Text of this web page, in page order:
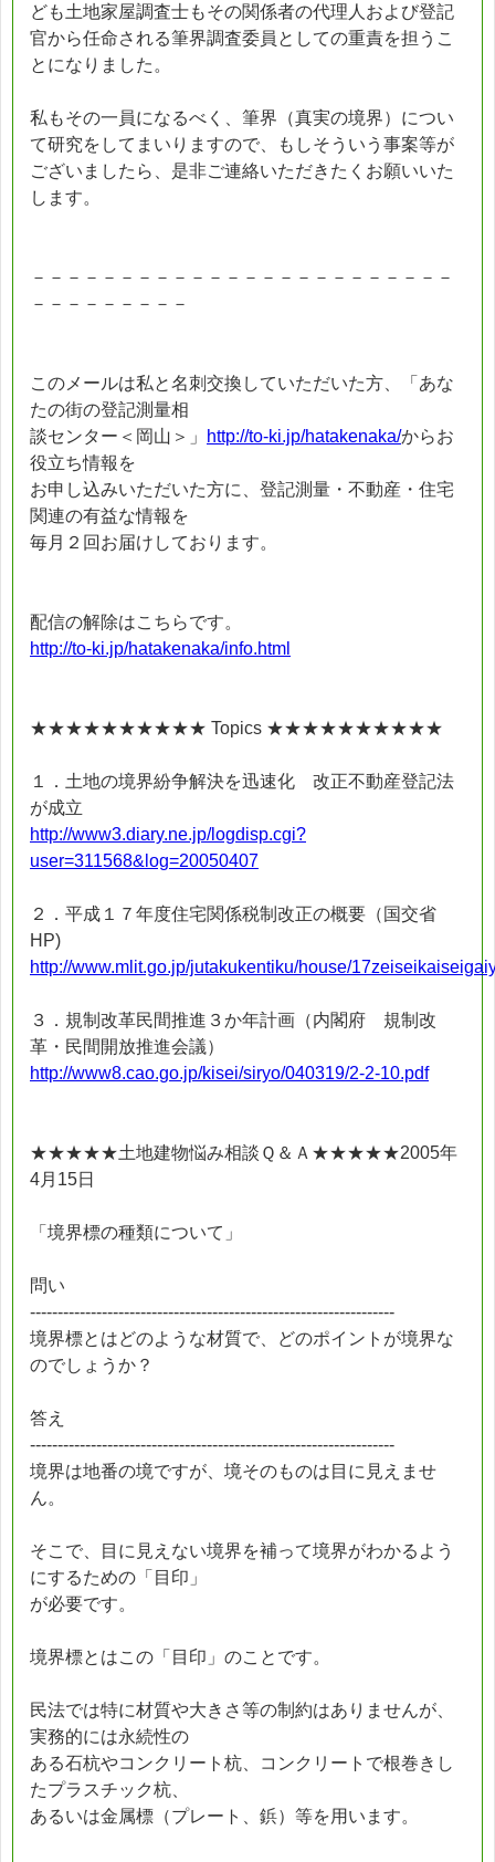
ども土地家屋調査士もその関係者の代理人および登記
官から任命される筆界調査委員としての重責を担うこ
とになりました。
私もその一員になるべく、筆界（真実の境界）につい
て研究をしてまいりますので、もしそういう事案等が
ございましたら、是非ご連絡いただきたくお願いいた
します。
－－－－－－－－－－－－－－－－－－－－－－－－
－－－－－－－－－
このメールは私と名刺交換していただいた方、「あな
たの街の登記測量相
談センター＜岡山＞」
http://to-ki.jp/hatakenaka/からお
役立ち情報を
お申し込みいただいた方に、登記測量・不動産・住宅
関連の有益な情報を
毎月２回お届けしております。
配信の解除はこちらです。
http://to-ki.jp/hatakenaka/info.html
★★★★★★★★★★ Topics ★★★★★★★★★★
１．土地の境界紛争解決を迅速化 改正不動産登記法
が成立
http://www3.diary.ne.jp/logdisp.cgi?
user=311568&log=20050407
２．平成１７年度住宅関係税制改正の概要（国交省
HP)
http://www.mlit.go.jp/jutakukentiku/house/
３．規制改革民間推進３か年計画（内閣府 規制改
革・民間開放推進会議）
http://www8.cao.go.jp/kisei/siryo/040319/2-2-10.pdf
★★★★★土地建物悩み相談Ｑ＆Ａ★★★★★2005年
4月15日
「境界標の種類について」
問い
------------------------------------------------------------------
境界標とはどのような材質で、どのポイントが境界な
のでしょうか？
答え
------------------------------------------------------------------
境界は地番の境ですが、境そのものは目に見えませ
ん。
そこで、目に見えない境界を補って境界がわかるよう
にするための「目印」
が必要です。
境界標とはこの「目印」のことです。
民法では特に材質や大きさ等の制約はありませんが、
実務的には永続性の
ある石杭やコンクリート杭、コンクリートで根巻きし
たプラスチック杭、
あるいは金属標（プレート、鋲）等を用います。